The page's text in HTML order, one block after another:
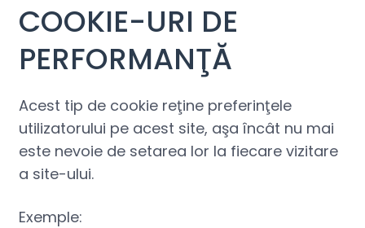
COOKIE-URI DE
PERFORMANŢĂ
Acest tip de cookie reţine preferinţele
utilizatorului pe acest site, aşa încât nu mai
este nevoie de setarea lor la fiecare vizitare
a site-ului.
Exemple: